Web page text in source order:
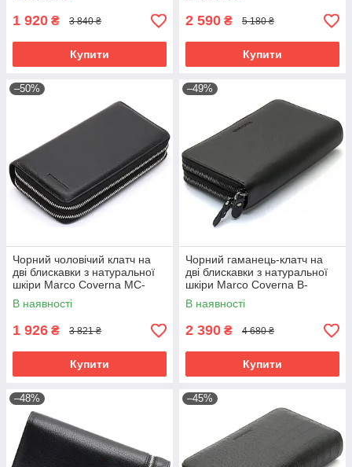
1 920 ₴ 3 840 ₴
Купити
2 590 ₴ 5 180 ₴
Купити
–50%
Чорний чоловічий клатч на
дві блискавки з натуральної
шкіри Marco Coverna MC-
801-1
В наявності
1 926 ₴ 3 821 ₴
Купити
–49%
Чорний гаманець-клатч на
дві блискавки з натуральної
шкіри Marco Coverna B-
5902B-1Q
В наявності
2 390 ₴ 4 680 ₴
Купити
–48% –45%